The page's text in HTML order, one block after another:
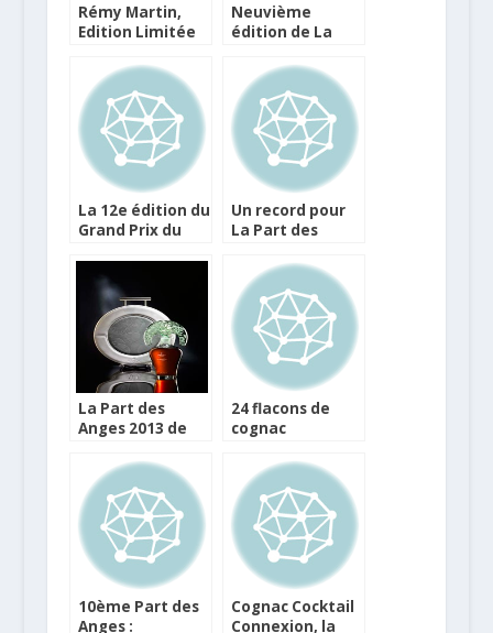
Rémy Martin,
Edition Limitée
Cannes 2011
Neuvième
édition de La
l’Abbaye de
Bassac
La 12e édition du
Grand Prix du
Un record pour
La Part des
La Part des
Anges 2013 de
annoncée
24 flacons de
cognac
enchères pour
La Part des
Anges
10ème Part des
Anges :
Cognac Cocktail
Connexion, la